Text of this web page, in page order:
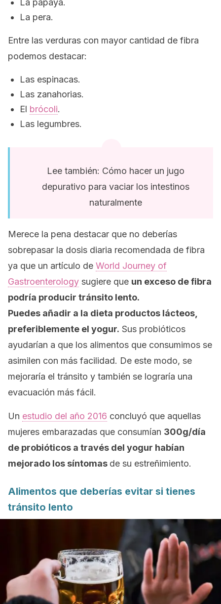
La papaya.
La pera.
Entre las verduras con mayor cantidad de fibra
podemos destacar:
Las espinacas.
Las zanahorias.
El brócoli.
Las legumbres.
Lee también: Cómo hacer un jugo
depurativo para vaciar los intestinos
naturalmente
Merece la pena destacar que no deberías
sobrepasar la dosis diaria recomendada de fibra
ya que un artículo de World Journey of
Gastroenterology sugiere que un exceso de fibra
podría producir tránsito lento.
Puedes añadir a la dieta productos lácteos,
preferiblemente el yogur. Sus probióticos
ayudarían a que los alimentos que consumimos se
asimilen con más facilidad. De este modo, se
mejoraría el tránsito y también se lograría una
evacuación más fácil.
Un estudio del año 2016 concluyó que aquellas
mujeres embarazadas que consumían 300g/día
de probióticos a través del yogur habían
mejorado los síntomas de su estreñimiento.
Alimentos que deberías evitar si tienes
tránsito lento